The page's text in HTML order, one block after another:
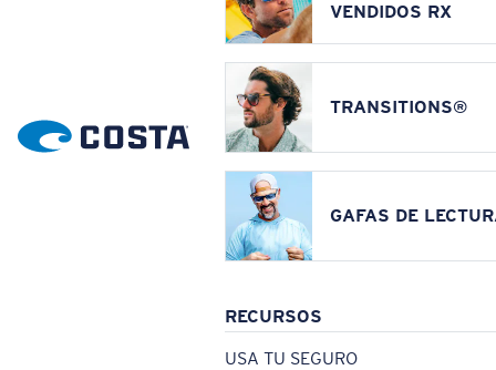
VENDIDOS RX
TRANSITIONS®
GAFAS DE
RECURSOS
USA TU SEGURO